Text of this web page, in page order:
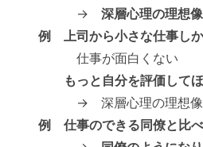
→ 深層心理の理想
例 上司から小さな仕事し
仕事が面白くない
もっと自分を評価して
→ 深層心理の理想像
例 仕事のできる同僚と比